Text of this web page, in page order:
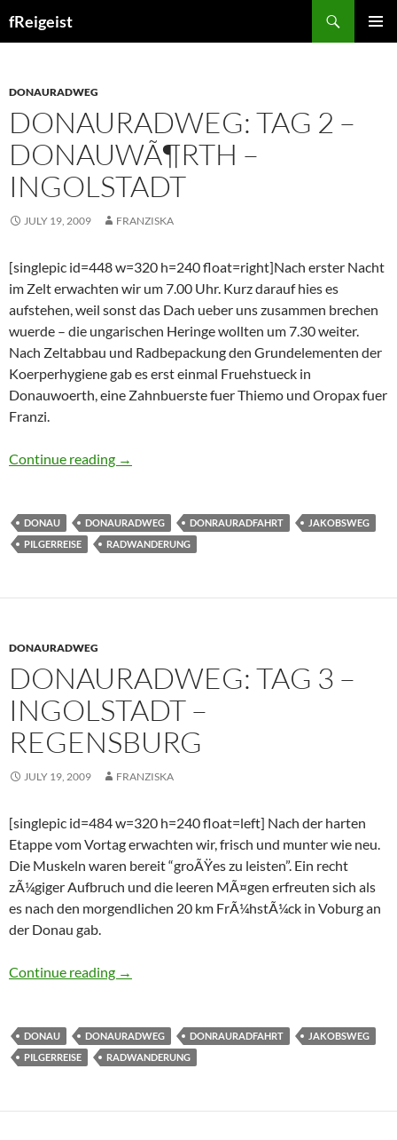
fReigeist
DONAURADWEG
DONAURADWEG: TAG 2 –
DONAUWÃ¶RTH –
INGOLSTADT
JULY 19, 2009 FRANZISKA
[singlepic id=448 w=320 h=240 float=right]Nach erster Nacht
im Zelt erwachten wir um 7.00 Uhr. Kurz darauf hies es
aufstehen, weil sonst das Dach ueber uns zusammen brechen
wuerde – die ungarischen Heringe wollten um 7.30 weiter.
Nach Zeltabbau und Radbepackung den Grundelementen der
Koerperhygiene gab es erst einmal Fruehstueck in
Donauwoerth, eine Zahnbuerste fuer Thiemo und Oropax fuer
Franzi.
Continue reading Donauradweg: Tag 2 – DonauwÃ¶rth –
→
DONAU DONAURADWEG DONRAURADFAHRT
JAKOBSWEG
PILGERREISE
RADWANDERUNG
DONAURADWEG
DONAURADWEG: TAG 3 –
INGOLSTADT –
REGENSBURG
JULY 19, 2009 FRANZISKA
[singlepic id=484 w=320 h=240 float=left] Nach der harten
Etappe vom Vortag erwachten wir, frisch und munter wie neu.
Die Muskeln waren bereit “groÃŸes zu leisten”. Ein recht
zÃ¼giger Aufbruch und die leeren MÃ¤gen erfreuten sich als
es nach den morgendlichen 20 km FrÃ¼hstÃ¼ck in Voburg an
der Donau gab.
Continue reading Donauradweg: Tag 3 – Ingolstadt –
→
DONAU DONAURADWEG DONRAURADFAHRT
JAKOBSWEG
PILGERREISE
RADWANDERUNG